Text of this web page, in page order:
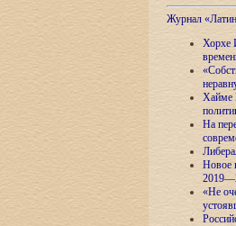
Журнал
Хорхе
Хайме
На
Новое
«Не